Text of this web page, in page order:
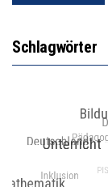
Schlagwörter